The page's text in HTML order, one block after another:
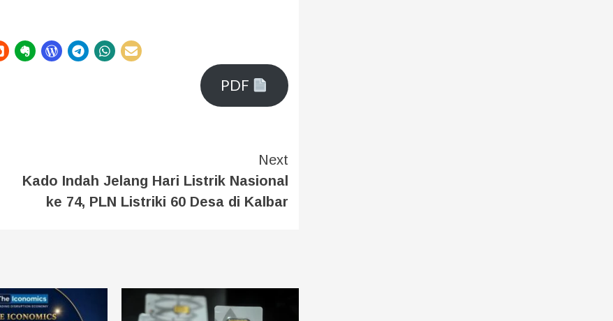
PDF
Next
Kado Indah Jelang Hari Listrik Nasional
ke 74, PLN Listriki 60 Desa di Kalbar